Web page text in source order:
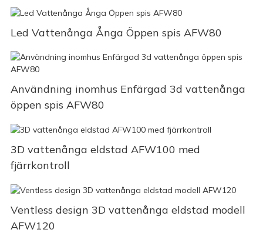
Led Vattenånga Ånga Öppen spis AFW80
Användning inomhus Enfärgad 3d vattenånga
öppen spis AFW80
3D vattenånga eldstad AFW100 med
fjärrkontroll
Ventless design 3D vattenånga eldstad modell
AFW120